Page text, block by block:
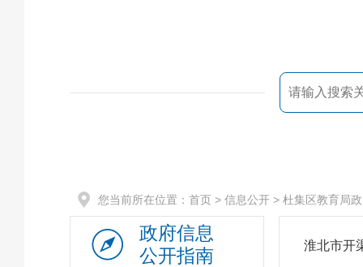
您当前所在位置： 首页 > 信息公开 > 杜集区教育局
政府信息
公开指南
淮北市开